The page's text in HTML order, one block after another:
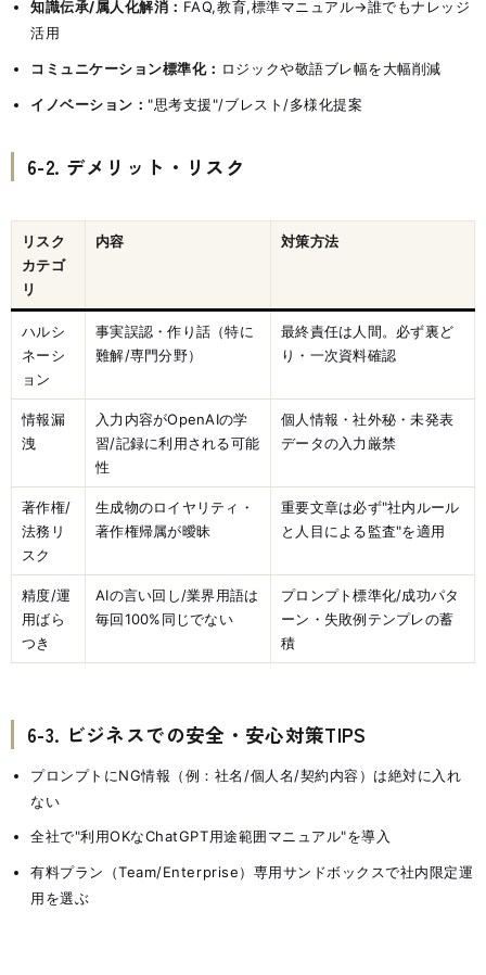
知識伝承/属人化解消： FAQ,教育,標準マニュアル→誰でもナレッジ
活用
コミュニケーション標準化： ロジックや敬語ブレ幅を大幅削減
イノベーション： "思考支援"/ブレスト/多様化提案
6-2. デメリット・リスク
リスク
カテゴ
リ
内容 対策方法
ハルシ
ネーシ
ョン
事実誤認・作り話（特に
難解/専門分野）
最終責任は人間。必ず裏ど
り・一次資料確認
情報漏
洩
入力内容がOpenAIの学
習/記録に利用される可能
性
個人情報・社外秘・未発表
データの入力厳禁
著作権/
法務リ
スク
生成物のロイヤリティ・
著作権帰属が曖昧
重要文章は必ず"社内ルール
と人目による監査"を適用
精度/運
用ばら
つき
AIの言い回し/業界用語は
毎回100%同じでない
プロンプト標準化/成功パタ
ーン・失敗例テンプレの蓄
積
6-3. ビジネスでの安全・安心対策TIPS
プロンプトにNG情報（例：社名/個人名/契約内容）は絶対に入れ
ない
全社で"利用OKなChatGPT用途範囲マニュアル"を導入
有料プラン（Team/Enterprise）専用サンドボックスで社内限定運
用を選ぶ